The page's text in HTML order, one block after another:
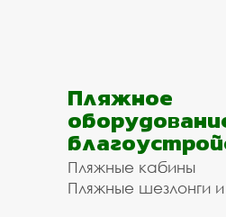
Пляжное
Пляжные кабины
Пляжные шезлонги и